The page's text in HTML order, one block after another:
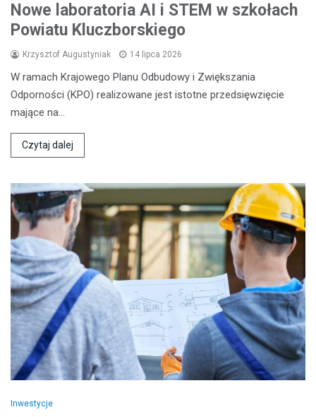
Nowe laboratoria AI i STEM w szkołach
Powiatu Kluczborskiego
Krzysztof Augustyniak 14 lipca 2026
W ramach Krajowego Planu Odbudowy i Zwiększania
Odporności (KPO) realizowane jest istotne przedsięwzięcie
mające na…
Czytaj dalej
Inwestycje